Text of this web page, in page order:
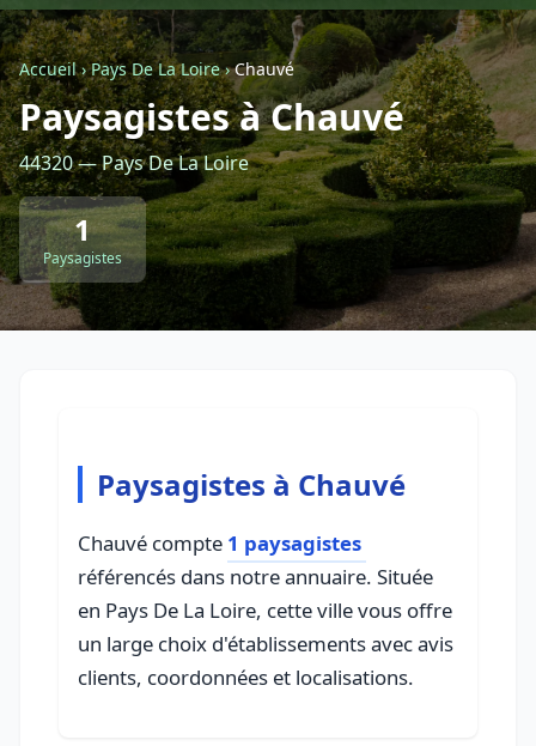
Retour à la liste des métiers
CGU-Confidentialité - Service proposé parViteUnDevis.com-Vous
Accueil›Pays De La Loire›Chauvé
Paysagistes à Chauvé
44320 — Pays De La Loire
1
Paysagistes
Paysagistes à Chauvé
Chauvé compte 1 paysagistes
référencés dans notre annuaire. Située
en Pays De La Loire, cette ville vous offre
un large choix d'établissements avec avis
clients, coordonnées et localisations.